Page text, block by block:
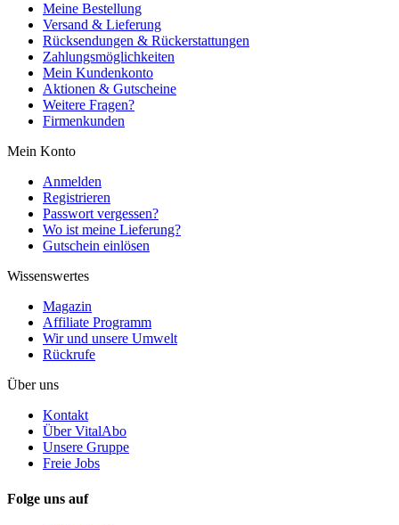
Meine Bestellung
Versand & Lieferung
Rücksendungen & Rückerstattungen
Zahlungsmöglichkeiten
Mein Kundenkonto
Aktionen & Gutscheine
Weitere Fragen?
Firmenkunden
Mein Konto
Anmelden
Registrieren
Passwort vergessen?
Wo ist meine Lieferung?
Gutschein einlösen
Wissenswertes
Magazin
Affiliate Programm
Wir und unsere Umwelt
Rückrufe
Über uns
Kontakt
Über VitalAbo
Unsere Gruppe
Freie Jobs
Folge uns auf